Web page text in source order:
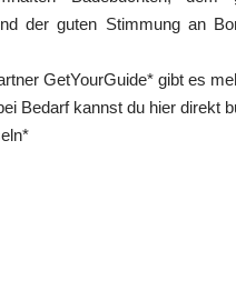
der guten Stimmung an
GetYourGuide* gibt es
Bedarf kannst du hier direkt